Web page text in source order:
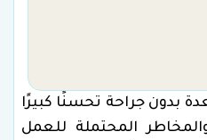
بدون جراحة تحسنًا كبيرًا
المحتملة للعمل